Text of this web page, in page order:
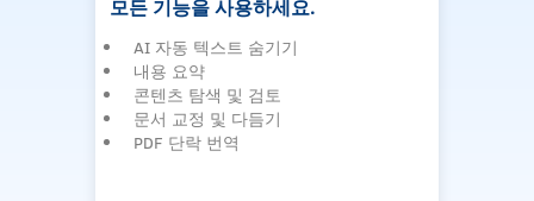
모든 기능을 사용하세요.
AI 자동 텍스트 숨기기
내용 요약
콘텐츠 탐색 및 검토
문서 교정 및 다듬기
PDF 단락 번역